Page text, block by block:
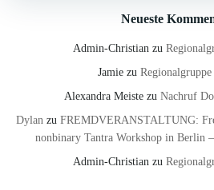
Neueste
Admin-Christianzu
Jamie zu
Alexandra Meistezu Nachruf
Dylanzu FREMDVERANSTALTUNG:
nonbinary Tantra Workshop in Berlin
Admin-Christianzu